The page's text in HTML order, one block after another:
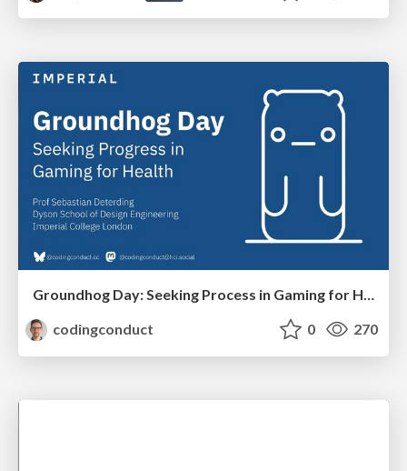
Groundhog Day: Seeking Process in Gaming for Health
codingconduct
0 270